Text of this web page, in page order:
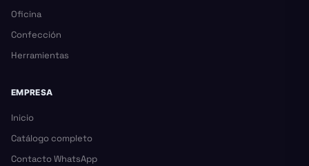
Oficina
Confección
Herramientas
EMPRESA
Inicio
Catálogo completo
Contacto WhatsApp